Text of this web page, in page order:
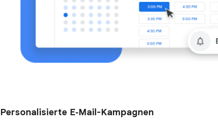
Personalisierte E‑Mail-Kampagnen